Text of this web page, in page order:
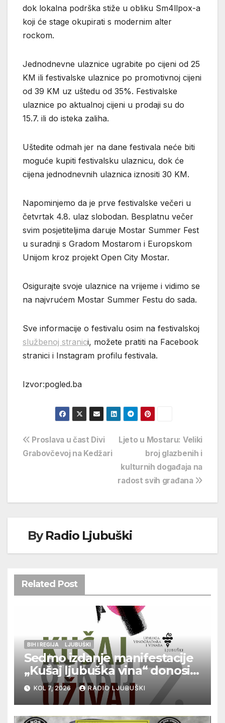
dok lokalna podrška stiže u obliku Sm4llpox-a
koji će stage okupirati s modernim alter
rockom.
Jednodnevne ulaznice ugrabite po cijeni od 25
KM ili festivalske ulaznice po promotivnoj cijeni
od 39 KM uz uštedu od 35%. Festivalske
ulaznice po aktualnoj cijeni u prodaji su do
15.7. ili do isteka zaliha.
Uštedite odmah jer na dane festivala neće biti
moguće kupiti festivalsku ulaznicu, dok će
cijena jednodnevnih ulaznica iznositi 30 KM.
Napominjemo da je prve festivalske večeri u
četvrtak 4.8. ulaz slobodan. Besplatnu večer
svim posjetiteljima daruje Mostar Summer Fest
u suradnji s Gradom Mostarom i Europskom
Unijom kroz projekt Open City Mostar.
Osigurajte svoje ulaznice na vrijeme i vidimo se
na najvrućem Mostar Summer Festu do sada.
Sve informacije o festivalu osim na festivalskoj
službenoj stranici, možete pratiti na Facebook
stranici i Instagram profilu festivala.
Izvor:pogled.ba
Navigacija
objava
Ljeto u Mostaru: Veliki
broj glazbenih i
kulturnih događaja na
radost svih građana
Proslava u čast Divi
Grabovčevoj na Kedžari
ByRadio Ljubuški
Related Post
BIH I REGIJA LJUBUŠKI
Sedmo izdanje manifestacije
„Kušaj ljubuška vina“ donosi
vrhunska vina, gastronomiju i
glazbu
KOL 7, 2026 RADIO LJUBUŠKI